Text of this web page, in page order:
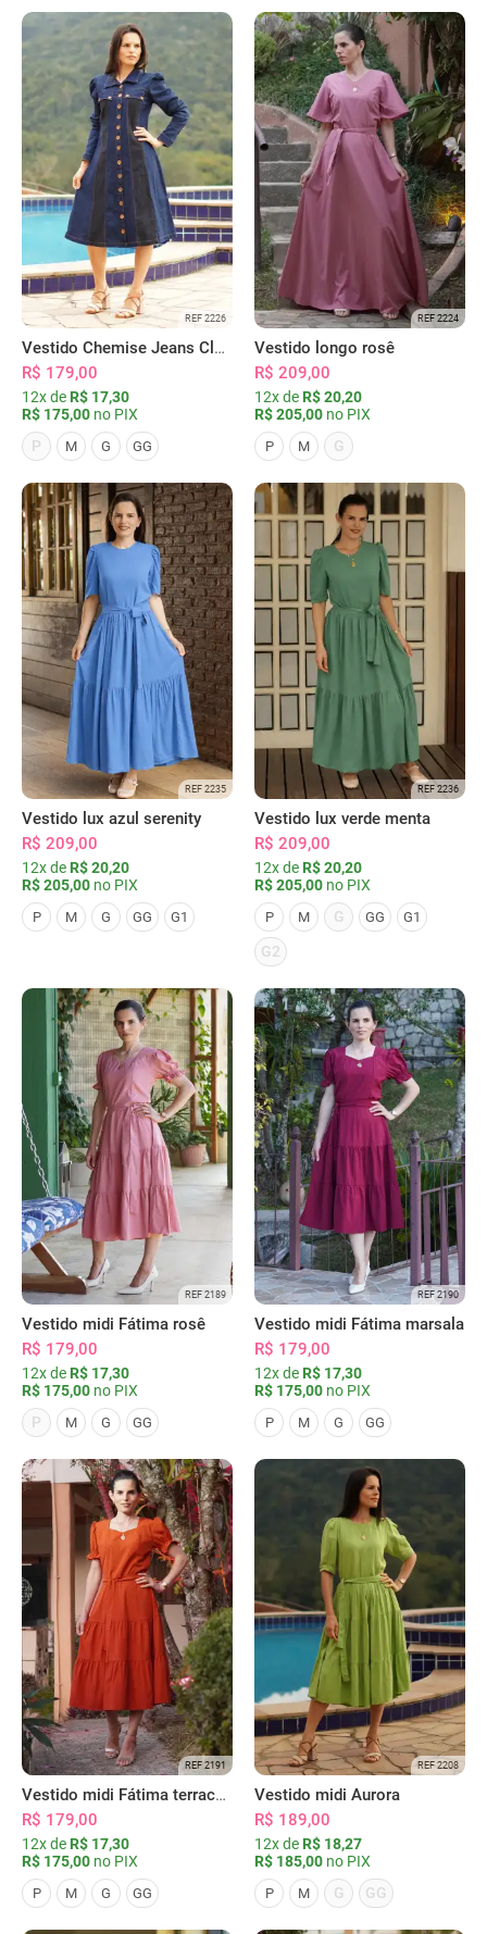
REF 2226
Vestido Chemise Jeans Clássica Serena
R$ 179,00
12x de R$ 17,30
R$ 175,00 no PIX
P
M G GG
REF 2224
Vestido longo rosê
R$ 209,00
12x de R$ 20,20
R$ 205,00 no PIX
P M G
REF 2235
Vestido lux azul serenity
R$ 209,00
12x de R$ 20,20
R$ 205,00 no PIX
P M G GG G1
REF 2236
Vestido lux verde menta
R$ 209,00
12x de R$ 20,20
R$ 205,00 no PIX
P M G GG G1
G2
REF 2189
Vestido midi Fátima rosê
R$ 179,00
12x de R$ 17,30
R$ 175,00 no PIX
P
M G GG
REF 2190
Vestido midi Fátima marsala
R$ 179,00
12x de R$ 17,30
R$ 175,00 no PIX
P M G GG
REF 2191
Vestido midi Fátima terracota
R$ 179,00
12x de R$ 17,30
R$ 175,00 no PIX
P M G GG
REF 2208
Vestido midi Aurora
R$ 189,00
12x de R$ 18,27
R$ 185,00 no PIX
P M G GG